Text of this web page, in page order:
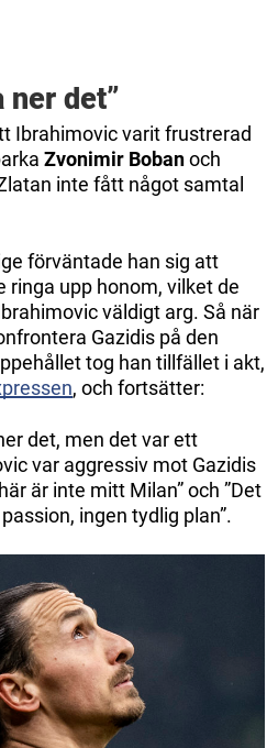
ner det”
Ibrahimovic varit frustrerad
Zvonimir Bobanoch
inte fått något samtal
förväntade han sig att
ringa upp honom, vilket de
väldigt arg. Så när
Gazidis på den
tog han tillfället i akt,
, och fortsätter:
det, men det var ett
var aggressiv mot Gazidis
är inte mitt Milan” och ”Det
ingen tydlig plan”.